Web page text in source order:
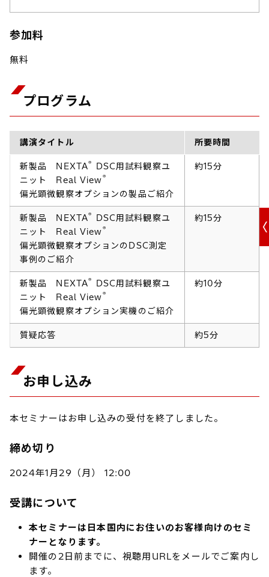
参加料
無料
プログラム
講演タイトル 所要時間
新製品 NEXTA®
DSC用試料観察ユ
ニット Real View®
偏光顕微観察オプションの製品ご紹介
約15分
新製品 NEXTA®
DSC用試料観察ユ
ニット Real View®
偏光顕微観察オプションのDSC測定
事例のご紹介
約15分
新製品 NEXTA®
DSC用試料観察ユ
ニット Real View®
偏光顕微観察オプション実機のご紹介
約10分
質疑応答 約5分
お申し込み
本セミナーはお申し込みの受付を終了しました。
締め切り
2024年1月29（月） 12:00
受講について
本セミナーは日本国内にお住いのお客様向けのセミ
ナーとなります。
開催の2日前までに、視聴用URLをメールでご案内し
ます。